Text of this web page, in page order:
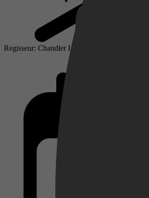
Regisseur: Chandler Levack